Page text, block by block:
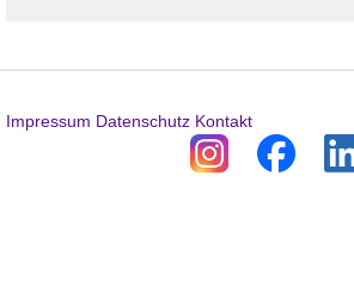
Impressum Datenschutz Kontakt